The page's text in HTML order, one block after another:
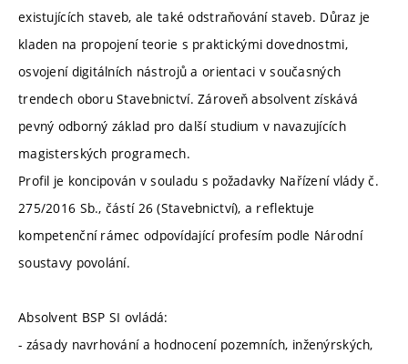
existujících staveb, ale také odstraňování staveb. Důraz je
kladen na propojení teorie s praktickými dovednostmi,
osvojení digitálních nástrojů a orientaci v současných
trendech oboru Stavebnictví. Zároveň absolvent získává
pevný odborný základ pro další studium v navazujících
magisterských programech.
Profil je koncipován v souladu s požadavky Nařízení vlády č.
275/2016 Sb., částí 26 (Stavebnictví), a reflektuje
kompetenční rámec odpovídající profesím podle Národní
soustavy povolání.
Absolvent BSP SI ovládá:
- zásady navrhování a hodnocení pozemních, inženýrských,